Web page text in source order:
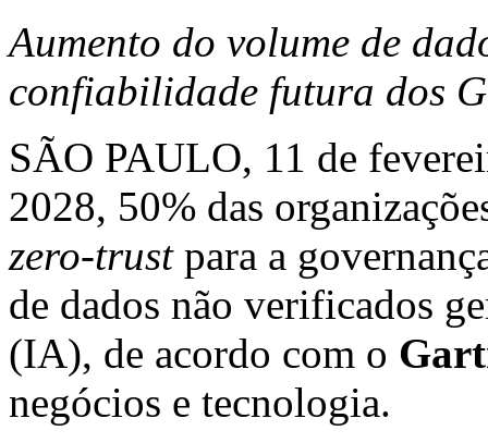
Aumento do volume de
confiabilidade futura dos
SÃO PAULO, 11 de
2028, 50% das
zero-trustpara a
de dados não verificados
(IA), de acordo com o
negócios e tecnologia.